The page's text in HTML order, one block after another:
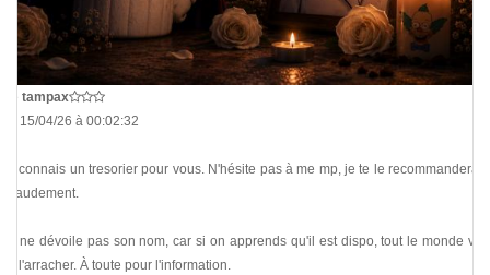
tampax
Le 15/04/26 à 00:02:32
Je connais un tresorier pour vous. N'hésite pas à me mp, je te le recommanderais
chaudement.
Je ne dévoile pas son nom, car si on apprends qu'il est dispo, tout le monde vas
se l'arracher. À toute pour l'information.